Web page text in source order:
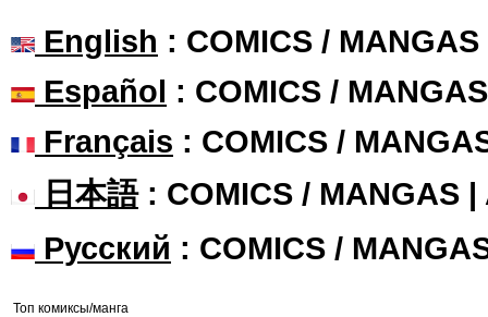
English : COMICS /
Español : COMICS /
Français : COMICS /
日本語: COMICS / MANGAS |
Русский : COMICS /
Топ комиксы/манга